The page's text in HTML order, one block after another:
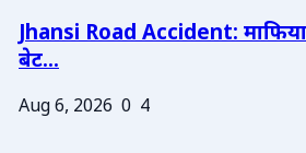
Jhansi Road Accident:
बेट...
Aug 6, 2026 0 4